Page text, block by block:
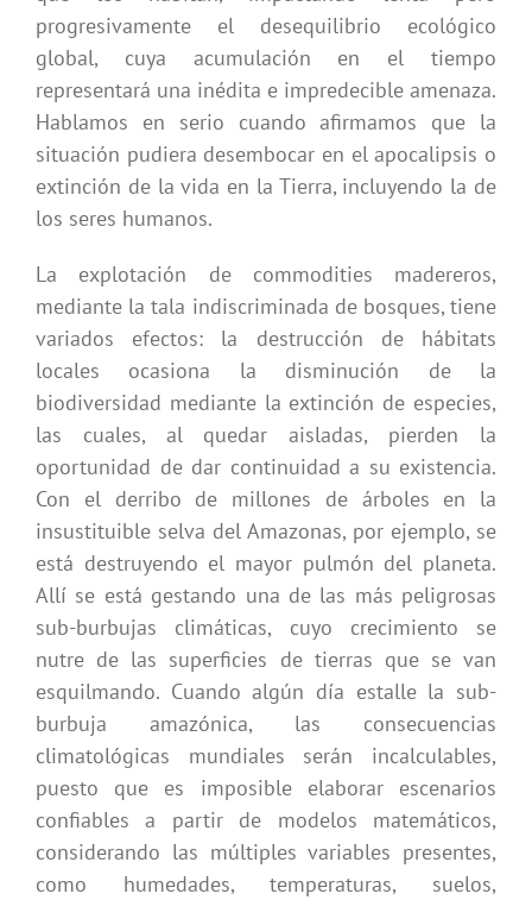
progresivamente el desequilibrio ecológico
global, cuya acumulación en el tiempo
representará una inédita e impredecible amenaza.
Hablamos en serio cuando afirmamos que la
situación pudiera desembocar en el apocalipsis o
extinción de la vida en la Tierra, incluyendo la de
los seres humanos.
La explotación de commodities madereros,
mediante la tala indiscriminada de bosques, tiene
variados efectos: la destrucción de hábitats
locales ocasiona la disminución de la
biodiversidad mediante la extinción de especies,
las cuales, al quedar aisladas, pierden la
oportunidad de dar continuidad a su existencia.
Con el derribo de millones de árboles en la
insustituible selva del Amazonas, por ejemplo, se
está destruyendo el mayor pulmón del planeta.
Allí se está gestando una de las más peligrosas
sub-burbujas climáticas, cuyo crecimiento se
nutre de las superficies de tierras que se van
esquilmando. Cuando algún día estalle la sub-
burbuja amazónica, las consecuencias
climatológicas mundiales serán incalculables,
puesto que es imposible elaborar escenarios
confiables a partir de modelos matemáticos,
considerando las múltiples variables presentes,
como humedades, temperaturas, suelos,